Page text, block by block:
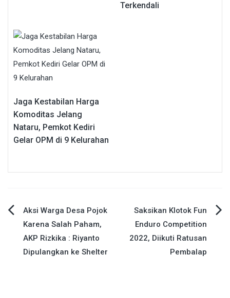
Terkendali
Jaga Kestabilan Harga
Komoditas Jelang
Nataru, Pemkot Kediri
Gelar OPM di 9 Kelurahan
Navigasi
pos
Aksi Warga Desa Pojok
Karena Salah Paham,
AKP Rizkika : Riyanto
Dipulangkan ke Shelter
Saksikan Klotok Fun
Enduro Competition
2022, Diikuti Ratusan
Pembalap